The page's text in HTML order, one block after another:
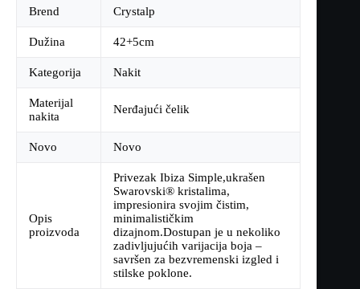
Brend Crystalp
Dužina 42+5cm
Kategorija Nakit
Materijal
nakita
Nerđajući čelik
Novo Novo
Opis
proizvoda
Privezak Ibiza Simple,ukrašen
Swarovski® kristalima,
impresionira svojim čistim,
minimalističkim
dizajnom.Dostupan je u nekoliko
zadivljujućih varijacija boja –
savršen za bezvremenski izgled i
stilske poklone.